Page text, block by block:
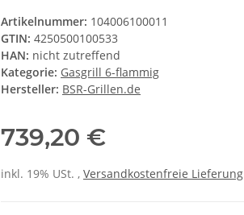
Artikelnummer: 104006100011
GTIN: 4250500100533
HAN: nicht zutreffend
Kategorie: Gasgrill 6-flammig
Hersteller: BSR-Grillen.de
739,20 €
inkl. 19% USt. , Versandkostenfreie Lieferung